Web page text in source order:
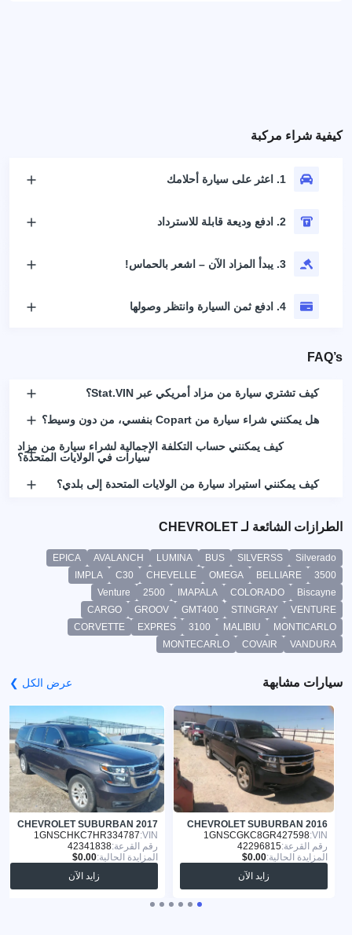
كيفية شراء مركبة
1. اعثر على سيارة أحلامك
2. ادفع وديعة قابلة للاسترداد
3. يبدأ المزاد الآن – اشعر بالحماس!
4. ادفع ثمن السيارة وانتظر وصولها
FAQ’s
كيف تشتري سيارة من مزاد أمريكي عبر Stat.VIN؟
هل يمكنني شراء سيارة من Copart بنفسي، من دون وسيط؟
كيف يمكنني حساب التكلفة الإجمالية لشراء سيارة من مزاد
سيارات في الولايات المتحدة؟
كيف يمكنني استيراد سيارة من الولايات المتحدة إلى بلدي؟
الطرازات الشائعة لـ CHEVROLET
Silverado
SILVERSS
BUS
LUMINA
AVALANCH
EPICA
3500
BELLIARE
OMEGA
CHEVELLE
C30
IMPLA
Biscayne
COLORADO
IMAPALA
2500
Venture
VENTURE
STINGRAY
GMT400
GROOV
CARGO
MONTICARLO
MALIBIU
3100
EXPRES
CORVETTE
VANDURA
COVAIR
MONTECARLO
سيارات مشابهة عرض الكل ❯
CHEVROLET SUBURBAN 2016
VIN:
1GNSCGKC8GR427598
رقم القرعة:42296815
المزايدة الحالية:
زايد الآن
CHEVROLET SUBURBAN 2017
VIN:
1GNSCHKC7HR334787
رقم القرعة:42341838
المزايدة الحالية:
زايد الآن